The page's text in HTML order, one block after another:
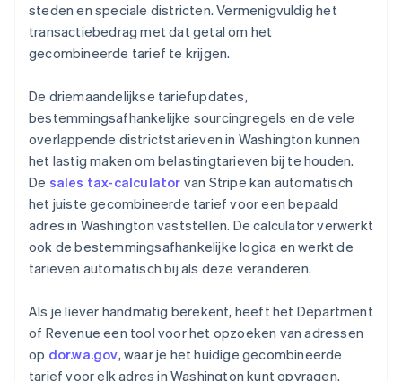
steden en speciale districten. Vermenigvuldig het
transactiebedrag met dat getal om het
gecombineerde tarief te krijgen.
De driemaandelijkse tariefupdates,
bestemmingsafhankelijke sourcingregels en de vele
overlappende districtstarieven in Washington kunnen
het lastig maken om belastingtarieven bij te houden.
De sales tax-calculator van Stripe kan automatisch
het juiste gecombineerde tarief voor een bepaald
adres in Washington vaststellen. De calculator verwerkt
ook de bestemmingsafhankelijke logica en werkt de
tarieven automatisch bij als deze veranderen.
Als je liever handmatig berekent, heeft het Department
of Revenue een tool voor het opzoeken van adressen
op dor.wa.gov, waar je het huidige gecombineerde
tarief voor elk adres in Washington kunt opvragen.